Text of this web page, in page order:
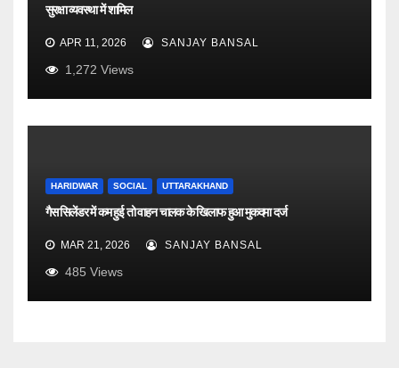
सुरक्षा व्यवस्था में शामिल
APR 11, 2026 SANJAY BANSAL
1,272 Views
HARIDWAR SOCIAL UTTARAKHAND
गैस सिलेंडर में कम हुई तो वाहन चालक के खिलाफ हुआ मुकदमा दर्ज
MAR 21, 2026 SANJAY BANSAL
485 Views